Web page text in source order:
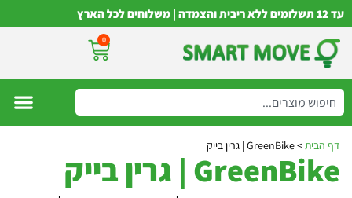
עד 12 תשלומים ללא ריבית והצמדה | משלוחים לכל הארץ
0
דף הבית >GreenBike | גרין בייק
GreenBike | גרין בייק